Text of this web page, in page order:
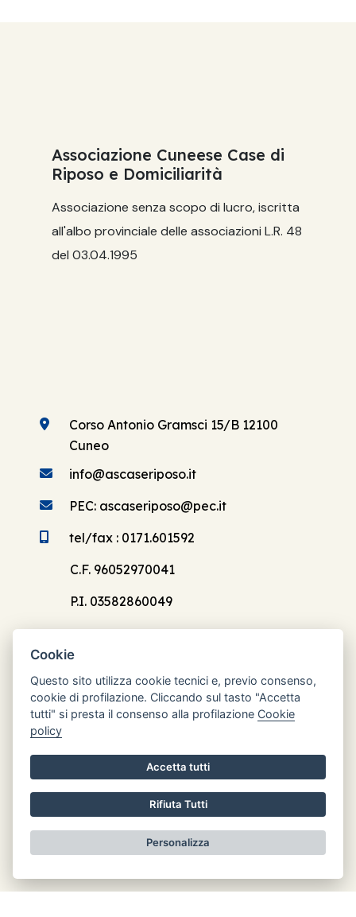
Associazione Cuneese Case di
Riposo e Domiciliarità
Associazione senza scopo di lucro, iscritta
all'albo provinciale delle associazioni L.R. 48
del 03.04.1995
Corso Antonio Gramsci 15/B 12100
Cuneo
info@ascaseriposo.it
PEC: ascaseriposo@pec.it
tel/fax : 0171.601592
C.F. 96052970041
P.I. 03582860049
Orari di apertura
Mer: 8.30 - 12.30
Gio: chiuso
Cookie
Questo sito utilizza cookie tecnici e, previo consenso,
cookie di profilazione. Cliccando sul tasto "Accetta
tutti" si presta il consenso alla profilazione Cookie
policy
Accetta tutti
Rifiuta Tutti
Personalizza